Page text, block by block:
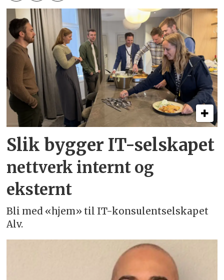
Slik bygger IT-selskapet
nettverk internt og
eksternt
Bli med «hjem» til IT-konsulentselskapet
Alv.